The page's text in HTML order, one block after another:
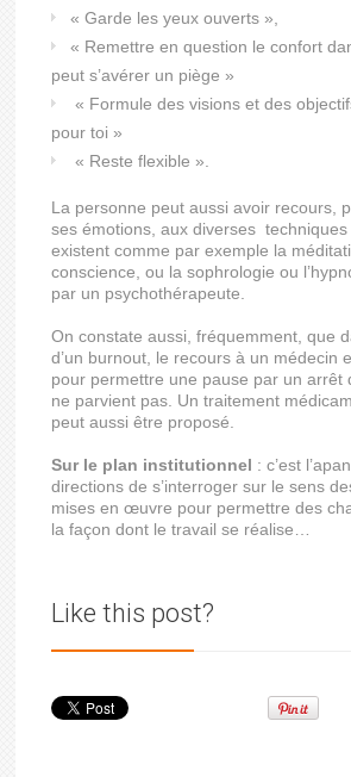
« Garde les yeux ouverts »,
« Remettre en question le confort
peut s’avérer un piège »
« Formule des visions et des
pour toi »
« Reste flexible ».
La personne peut aussi avoir recours,
ses émotions, aux diverses
existent comme par exemple la
conscience, ou la sophrologie ou
par un psychothérapeute.
On constate aussi, fréquemment, que
d’un burnout, le recours à un médecin
pour permettre une pause par un arrêt
ne parvient pas. Un traitement
peut aussi être proposé.
Sur le plan institutionnel : c’est
directions de s’interroger sur le sens
mises en œuvre pour permettre des
la façon dont le travail se réalise…
Like this post?